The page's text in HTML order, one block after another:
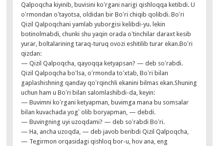
Qalpoqcha kiyinib, buvisini koʻrgani narigi qishloqqa ketibdi. U
oʻrmondan oʻtayotsa, oldidan bir Boʻri chiqib qolibdi. Boʻri
Qizil Qalpoqchani yamlab yuborgisi kelibdi-yu. lekin
botinolmabdi, chunki shu yaqin orada oʻtinchilar daraxt kesib
yurar, boltalarining taraq-turuq ovozi eshitilib turar ekan.Boʻri
qizdan:
— Qizil Qalpoqcha, qayoqqa ketyapsan? — deb soʻrabdi.
Qizil Qalpoqcha boʻlsa, oʻrmonda toʻxtab, Boʻri bilan
gaplashishning qanday qoʻrqinchli ekanini bilmas ekan.Shuning
uchun ham u Boʻri bilan salomlashibdi-da, keyin:
— Buvimni koʻrgani ketyapman, buvimga mana bu somsalar
bilan kuvachada yogʼ olib boryapman, — debdi.
— Buvingning uyi uzoqdami? — deb soʻrabdi Boʻri.
— Ha, ancha uzoqda, — deb javob beribdi Qizil Qalpoqcha,
— Tegirmon orqasidagi qishloq bor-u, hov ana, eng